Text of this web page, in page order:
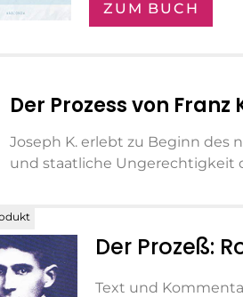
ZUM BUCH
Der Prozess von Franz
Joseph K. erlebt zu Beginn des
und staatliche Ungerechtigkeit
Der Prozeß:
Text und